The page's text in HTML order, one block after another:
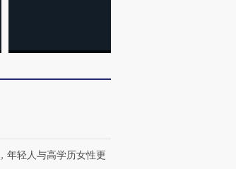
行员跨国走私7万
视线｜被称为“蟑螂”的印
年轻人与高学历女性更